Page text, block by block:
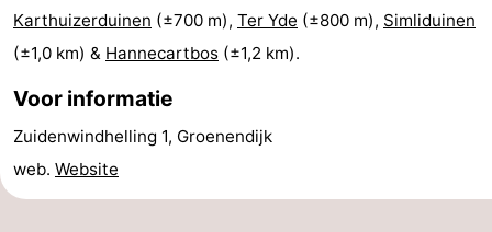
en
Jachthaven
Praktisch
Forum
Karthuizerduinen (±700 m), Ter Yde (±800 m), Simliduinen
(±1,0 km) & Hannecartbos (±1,2 km).
Voor informatie
Zuidenwindhelling 1, Groenendijk
web. Website